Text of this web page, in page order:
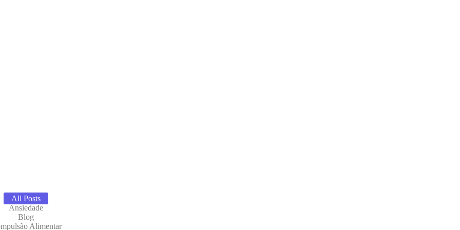
All Posts
Ansiedade
Blog
Alimentar